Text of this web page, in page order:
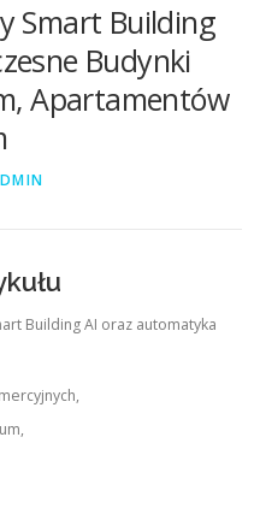
INTELIGENTNE
Smart Building
Budynki
Apartamentów
Building AI oraz automatyka